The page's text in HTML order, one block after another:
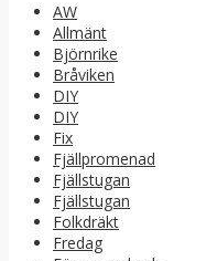
AW
Allmänt
Björnrike
Bråviken
DIY
DIY
Fix
Fjällpromenad
Fjällstugan
Fjällstugan
Folkdräkt
Fredag